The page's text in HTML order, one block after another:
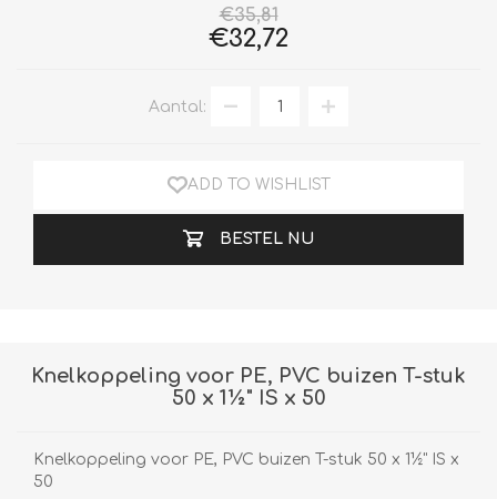
€35,81
€32,72
Aantal:
ADD TO WISHLIST
BESTEL NU
Knelkoppeling voor PE, PVC buizen T-stuk
50 x 1½" IS x 50
Knelkoppeling voor PE, PVC buizen T-stuk 50 x 1½" IS x
50